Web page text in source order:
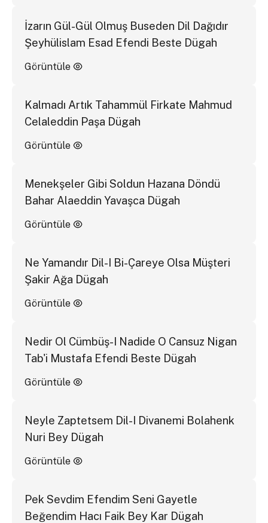
İzarın Gül-Gül Olmuş Buseden Dil Dağıdır
Şeyhülislam Esad Efendi Beste Dügah
Görüntüle
Kalmadı Artık Tahammül Firkate Mahmud
Celaleddin Paşa Dügah
Görüntüle
Menekşeler Gibi Soldun Hazana Döndü
Bahar Alaeddin Yavaşca Dügah
Görüntüle
Ne Yamandır Dil-I Bi-Çareye Olsa Müşteri
Şakir Ağa Dügah
Görüntüle
Nedir Ol Cümbüş-I Nadide O Cansuz Nigan
Tab'i Mustafa Efendi Beste Dügah
Görüntüle
Neyle Zaptetsem Dil-I Divanemi Bolahenk
Nuri Bey Dügah
Görüntüle
Pek Sevdim Efendim Seni Gayetle
Beğendim Hacı Faik Bey Kar Dügah